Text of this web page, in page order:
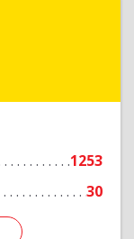
1253
30
Хабаровск г,